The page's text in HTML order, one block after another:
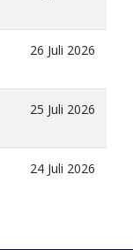
26 Juli 2026
25 Juli 2026
24 Juli 2026